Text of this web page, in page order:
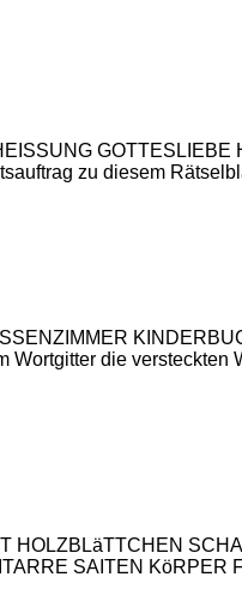
GOTTESLIEBE
zu diesem
die versteckten
HOLZBLäTTCHEN
SAITEN KöRPER